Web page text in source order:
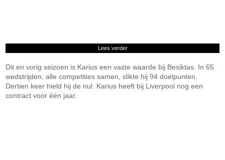
Lees verder
Dit en vorig seizoen is Karius een vaste waarde bij Besiktas. In 65
wedstrijden, alle competities samen, slikte hij 94 doelpunten.
Dertien keer hield hij de nul. Karius heeft bij Liverpool nog een
contract voor één jaar.